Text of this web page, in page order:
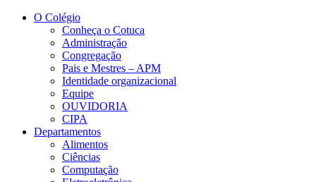
Conteúdo principal
O Colégio
Conheça o Cotuca
Administração
Congregação
Pais e Mestres – APM
Identidade organizacional
Equipe
OUVIDORIA
CIPA
Departamentos
Alimentos
Ciências
Computação